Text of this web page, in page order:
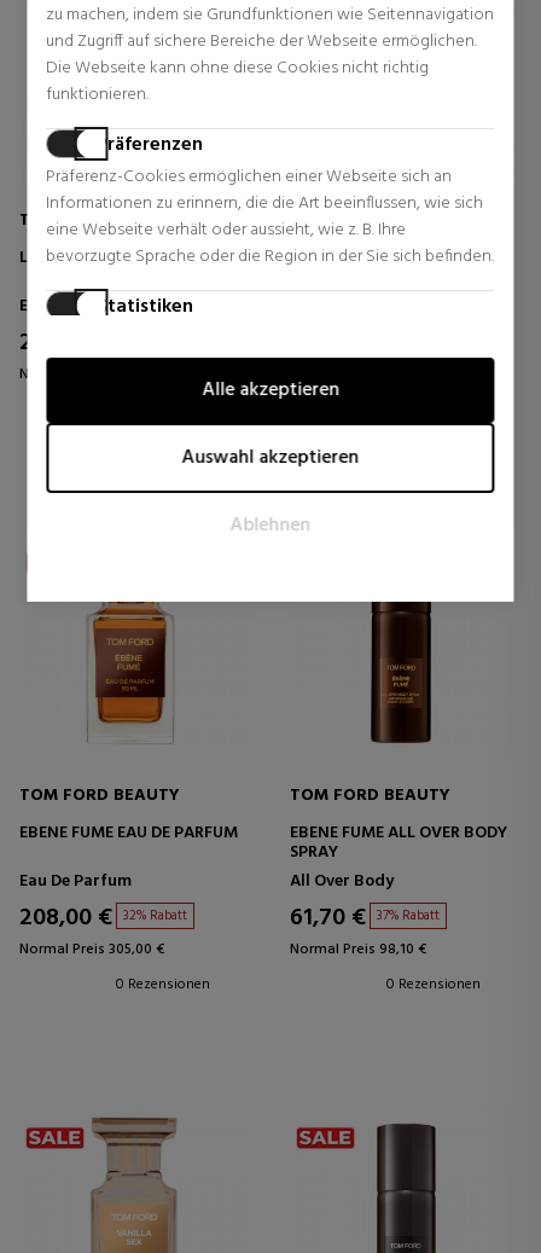
zu machen, indem sie Grundfunktionen wie Seitennavigation
und Zugriff auf sichere Bereiche der Webseite ermöglichen.
Die Webseite kann ohne diese Cookies nicht richtig
funktionieren.
Präferenzen
Präferenz-Cookies ermöglichen einer Webseite sich an
Informationen zu erinnern, die die Art beeinflussen, wie sich
eine Webseite verhält oder aussieht, wie z. B. Ihre
bevorzugte Sprache oder die Region in der Sie sich befinden.
Statistiken
wie Besucher mit Webseiten interagieren, indem
Informationen anonym gesammelt und gemeldet werden.
Marketing
Marketing-Cookies werden verwendet, um Besucher auf
Webseiten zu verfolgen. Die Absicht ist, Anzeigen zu zeigen,
die relevant und ansprechend für den einzelnen Benutzer
Alle akzeptieren
Auswahl akzeptieren
Ablehnen
TOM FORD BEAUTY
LOST CHERRY
Eau de Parfum
233,65 €
Normal Preis 350,00 €
TOM FORD BEAUTY
OUD WOOD
TOM FORD BEAUTY
EBENE FUME EAU DE PARFUM
Eau De Parfum
208,00 € 32% Rabatt
Normal Preis 305,00 €
0 Rezensionen
TOM FORD BEAUTY
EBENE FUME ALL OVER BODY
SPRAY
All Over Body
61,70 € 37% Rabatt
Normal Preis 98,10 €
0 Rezensionen